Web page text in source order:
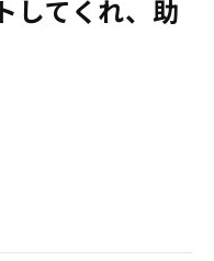
してくれ、助